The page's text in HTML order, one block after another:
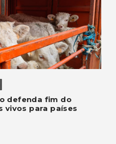
defenda fim do
vivos para países